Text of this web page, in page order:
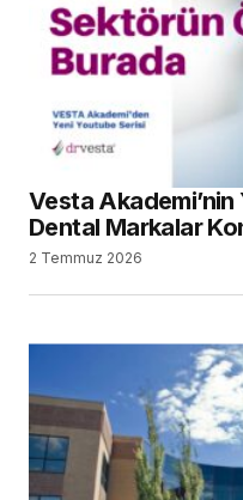
Vesta Akademi’nin
Dental Markalar
2 Temmuz 2026